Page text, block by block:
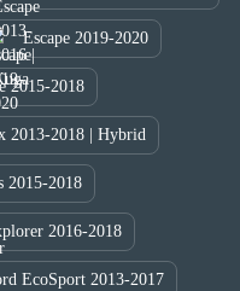
Escape 2019-2020
2015-2018
2013-2018 | Hybrid
2015-2018
2016-2018
EcoSport 2013-2017